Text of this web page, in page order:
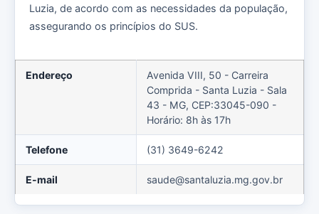
Luzia, de acordo com as necessidades da população,
assegurando os princípios do SUS.
Endereço
Avenida VIII, 50 - Carreira
Comprida - Santa Luzia - Sala
43 - MG, CEP:33045-090 -
Horário: 8h às 17h
Telefone (31) 3649-6242
E-mail saude@santaluzia.mg.gov.br